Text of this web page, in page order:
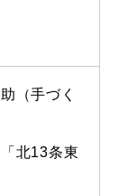
（手づく
北13条東